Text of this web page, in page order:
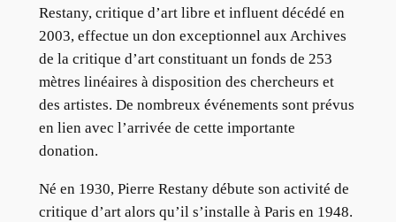
Restany, critique d’art libre et influent décédé en
2003, effectue un don exceptionnel aux Archives
de la critique d’art constituant un fonds de 253
mètres linéaires à disposition des chercheurs et
des artistes. De nombreux événements sont prévus
en lien avec l’arrivée de cette importante
donation.
Né en 1930, Pierre Restany débute son activité de
critique d’art alors qu’il s’installe à Paris en 1948.